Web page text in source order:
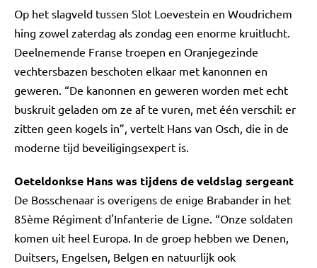
Op het slagveld tussen Slot Loevestein en Woudrichem
hing zowel zaterdag als zondag een enorme kruitlucht.
Deelnemende Franse troepen en Oranjegezinde
vechtersbazen beschoten elkaar met kanonnen en
geweren. “De kanonnen en geweren worden met echt
buskruit geladen om ze af te vuren, met één verschil: er
zitten geen kogels in”, vertelt Hans van Osch, die in de
moderne tijd beveiligingsexpert is.
Oeteldonkse Hans was tijdens de veldslag sergeant
De Bosschenaar is overigens de enige Brabander in het
85ème Régiment d'Infanterie de Ligne. “Onze soldaten
komen uit heel Europa. In de groep hebben we Denen,
Duitsers, Engelsen, Belgen en natuurlijk ook